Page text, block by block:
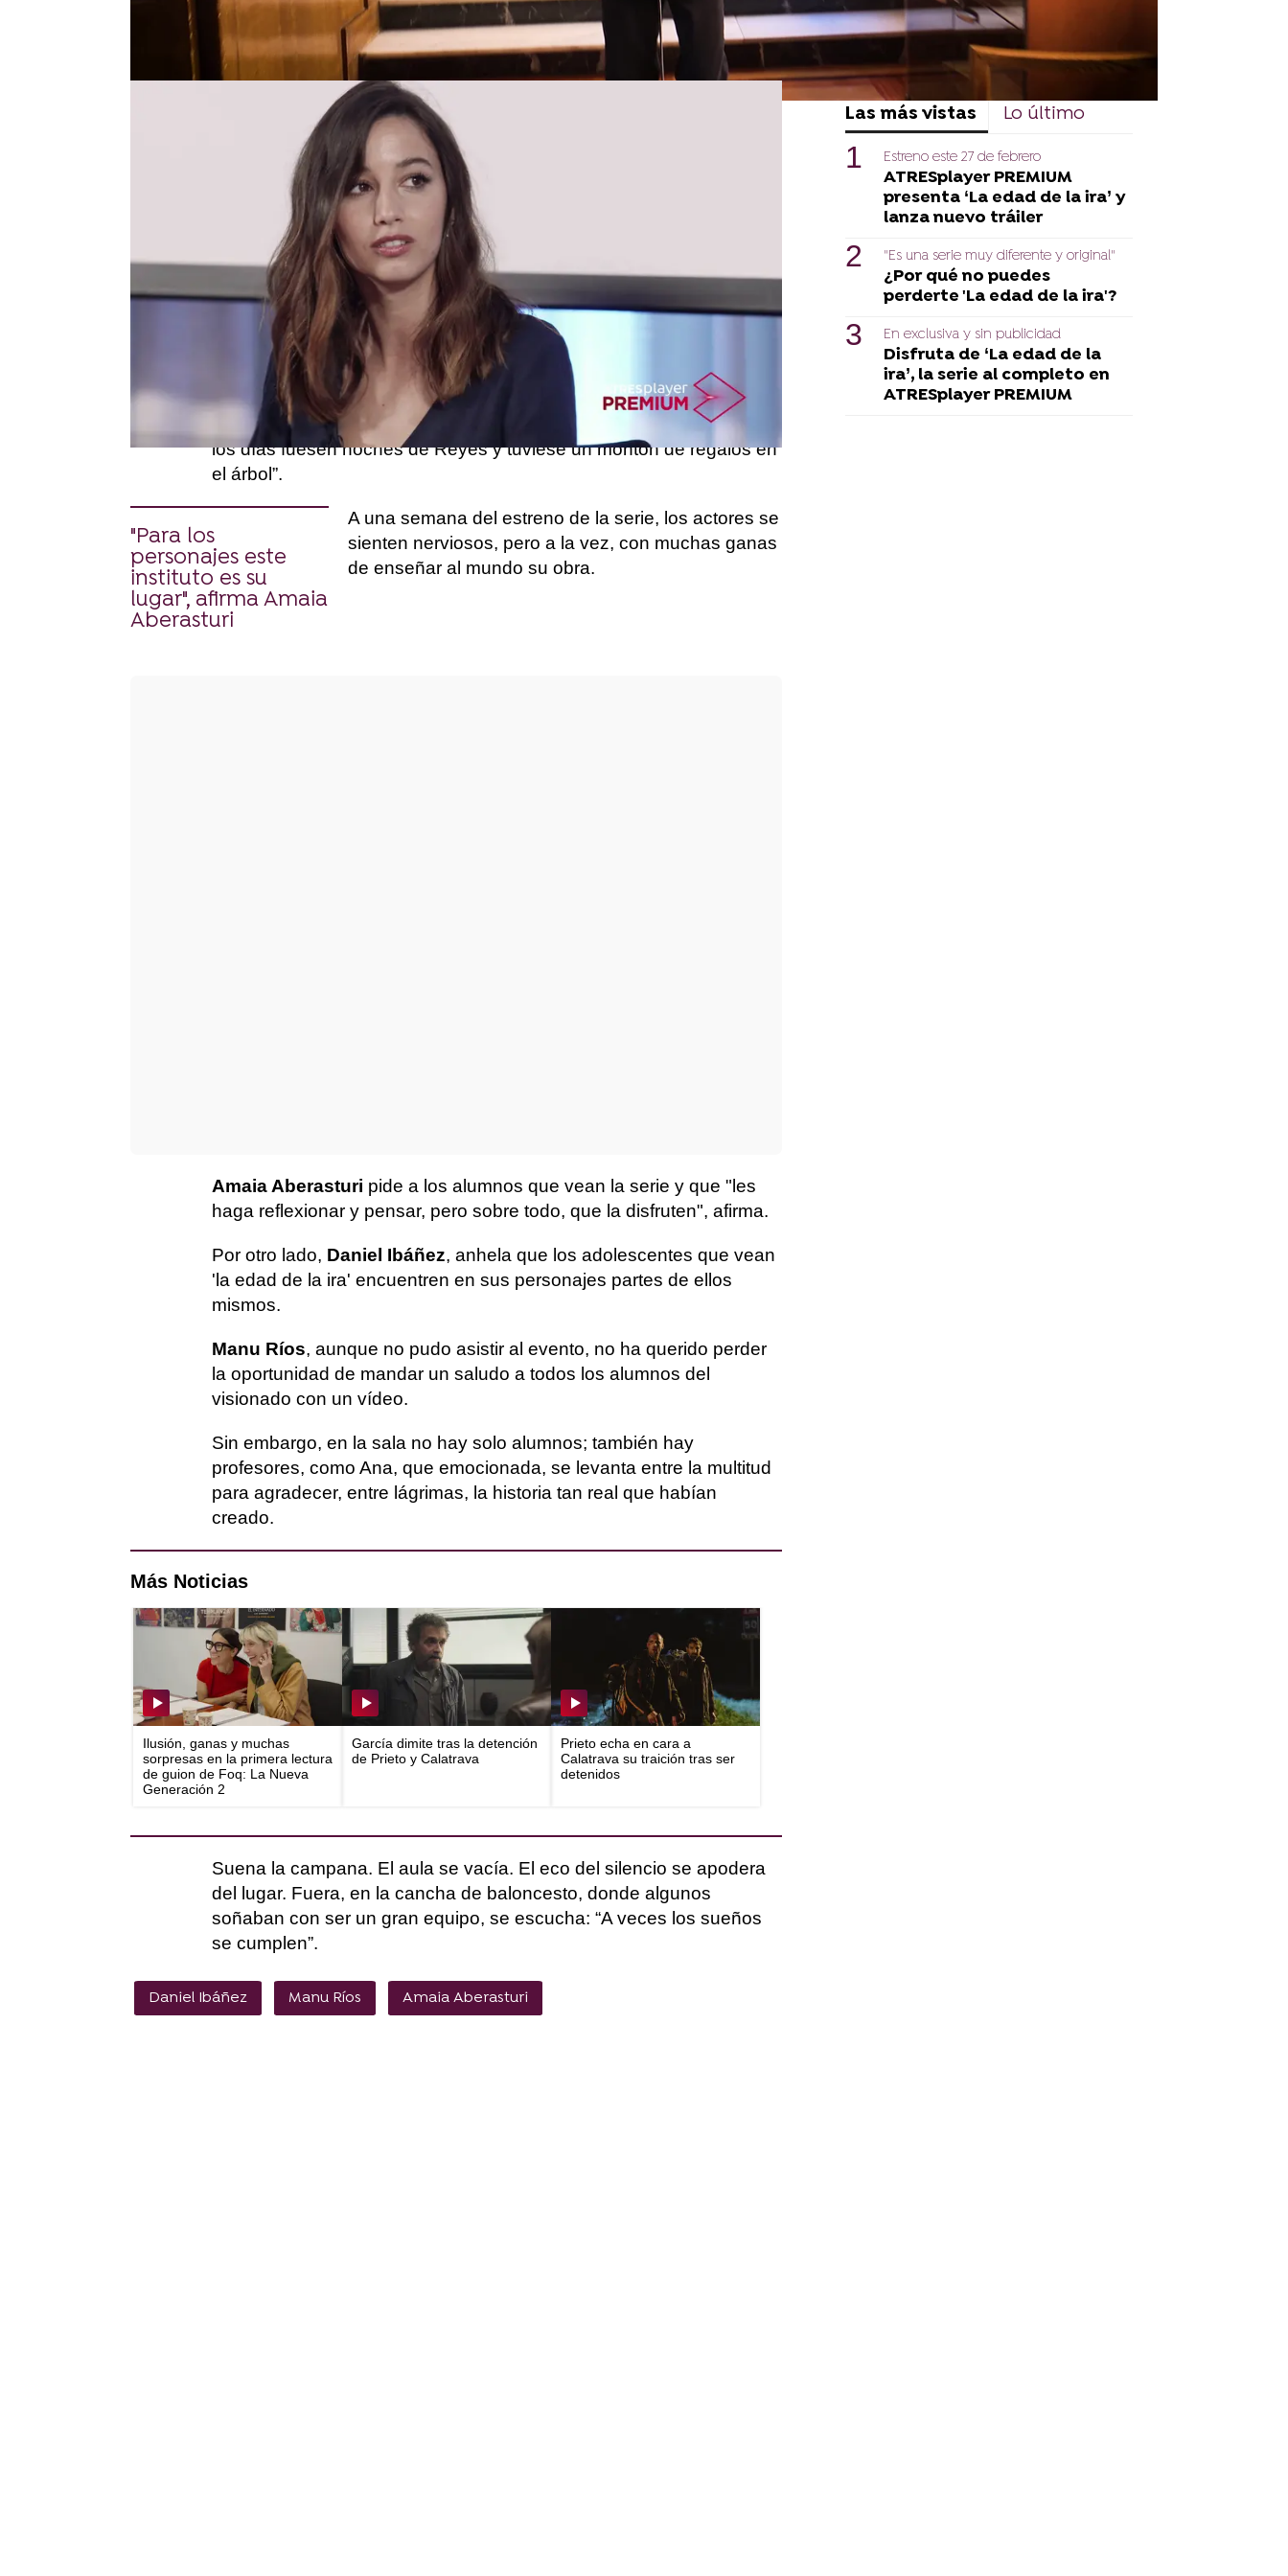
parte de la trama.
¡Así ha sido el evento!
Alumnos de bachillerato de la rama de artes han podido disfrutar del
primer capítulo de la serie y de un
López, Amaia Aberasturi, Daniel Ibáñez y Eloy Azorín. Todo ello,
conducido por Jonathan Ruiz.
El aula de música se ha convertido por un rato en una familiar sala
de cine. “Nunca había venido a esta parte del instituto”, le comenta
Carlos, con nervios, a otro de los jóvenes en el pasillo. “Mola que
hagamos cosas diferentes”, le dice bajito, entre risas.
Nando López
, ilusionado, asegura que no había un lugar mejor
donde comenzar esta aventura: "Es maravilloso que disfruten de
este estreno, quiénes son protagonistas de esta historia", explica.
Asimismo, expresa su gratitud y expresa: “me levanto como si todos
los días fuesen noches de Reyes y tuviese un montón de regalos en
el árbol”.
"Para los
personajes este
instituto es su
lugar", afirma Amaia
Aberasturi
A una semana del estreno de la serie, los actores se
sienten nerviosos, pero a la vez, con muchas ganas
de enseñar al mundo su obra.
Amaia Aberasturi pide a los alumnos que vean la serie y que "les
haga reflexionar y pensar, pero sobre todo, que la disfruten", afirma.
Por otro lado, Daniel Ibáñez, anhela que los adolescentes que vean
'la edad de la ira' encuentren en sus personajes partes de ellos
mismos.
Manu Ríos, aunque no pudo asistir al evento, no ha querido perder
la oportunidad de mandar un saludo a todos los alumnos del
visionado con un vídeo.
Sin embargo, en la sala no hay solo alumnos; también hay
profesores, como Ana, que emocionada, se levanta entre la multitud
para agradecer, entre lágrimas, la historia tan real que habían
creado.
Más Noticias
Ilusión, ganas y muchas
sorpresas en la primera lectura
de guion de Foq: La Nueva
Generación 2
García dimite tras la detención
de Prieto y Calatrava
Prieto echa en cara a
Calatrava su traición tras ser
detenidos
Suena la campana. El aula se vacía. El eco del silencio se apodera
del lugar. Fuera, en la cancha de baloncesto, donde algunos
soñaban con ser un gran equipo, se escucha: “A veces los sueños
se cumplen”.
Daniel Ibáñez Manu Ríos Amaia Aberasturi
Las más vistas Lo último
Estreno este 27 de febrero
ATRESplayer PREMIUM
presenta ‘La edad de la ira’ y
lanza nuevo tráiler
"Es una serie muy diferente y original"
¿Por qué no puedes
perderte 'La edad de la ira'?
En exclusiva y sin publicidad
Disfruta de ‘La edad de la
ira’, la serie al completo en
ATRESplayer PREMIUM